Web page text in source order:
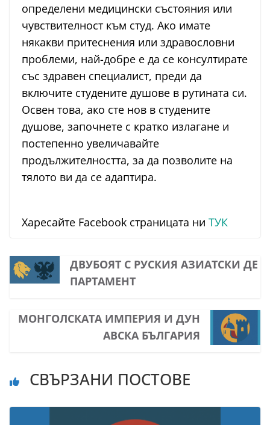
определени медицински състояния или
чувствителност към студ. Ако имате
някакви притеснения или здравословни
проблеми, най-добре е да се консултирате
със здравен специалист, преди да
включите студените душове в рутината си.
Освен това, ако сте нов в студените
душове, започнете с кратко излагане и
постепенно увеличавайте
продължителността, за да позволите на
тялото ви да се адаптира.
Харесайте Facebook страницата ни ТУК
ДВУБОЯТ С РУСКИЯ АЗИАТСКИ ДЕ
ПАРТАМЕНТ
МОНГОЛСКАТА ИМПЕРИЯ И ДУН
АВСКА БЪЛГАРИЯ
СВЪРЗАНИ ПОСТОВЕ